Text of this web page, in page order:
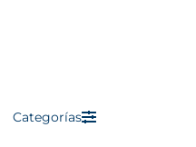
Categorías